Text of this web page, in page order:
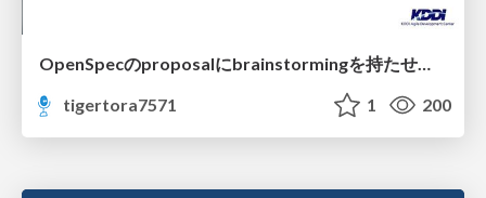
OpenSpecのproposalにbrainstormingを持たせてみた
tigertora7571
1 200